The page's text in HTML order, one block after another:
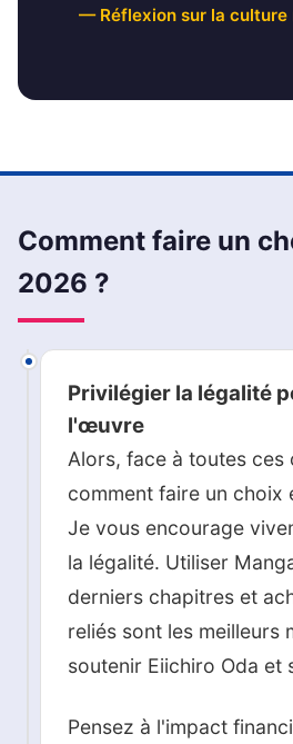
— Réflexion sur la culture
Comment faire un
2026 ?
Privilégier la légalité
l'œuvre
Alors, face à toutes ces
comment faire un choix
Je vous encourage
la légalité. Utiliser
derniers chapitres et
reliés sont les meilleurs
soutenir Eiichiro Oda et
Pensez à l'impact